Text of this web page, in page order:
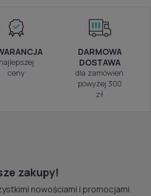
najlepszej
ceny
DARMOWA
DOSTAWA
dla zamówień
powyżej 300
zł
zakupy!
nowościami i promocjami.